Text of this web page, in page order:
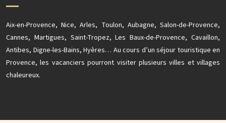
Aix-en-Provence, Nice, Arles, Toulon, Aubagne, Salon-de-Provence,
Cannes, Martigues, Saint-Tropez, Les Baux-de-Provence, Cavaillon,
Antibes, Digne-les-Bains, Hyères… Au cours d’un séjour touristique en
Provence, les vacanciers pourront visiter plusieurs villes et villages
chaleureux.